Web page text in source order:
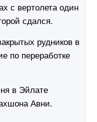
с вертолета один
сдался.
рудников в
по переработке
в Эйлате
Авни.